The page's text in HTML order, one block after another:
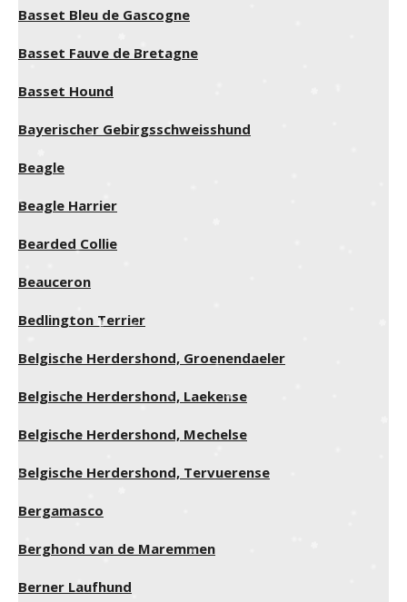
Basset Bleu de Gascogne
Basset Fauve de Bretagne
Basset Hound
Bayerischer Gebirgsschweisshund
Beagle
Beagle Harrier
Bearded Collie
Beauceron
Bedlington Terrier
Belgische Herdershond, Groenendaeler
Belgische Herdershond, Laekense
Belgische Herdershond, Mechelse
Belgische Herdershond, Tervuerense
Bergamasco
Berghond van de Maremmen
Berner Laufhund